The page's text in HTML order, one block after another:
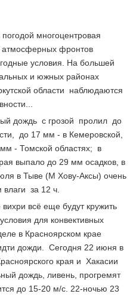
многоцентровая
атмосферных фронтов
условия. На большей
и южных районах
области наблюдаются
дождь с грозой пролил до
до 17 мм - в Кемеровской,
- Томской областях; в
выпало до 29 мм осадков, в
в Тыве (М Хову-Аксы) очень
за 12 ч.
всё еще будут кружить
для конвективных
в Красноярском крае
дожди. Сегодня 22 июня в
края и Хакасии
дождь, ливень, прогремят
до 15-20 м/с. 22-ночью 23